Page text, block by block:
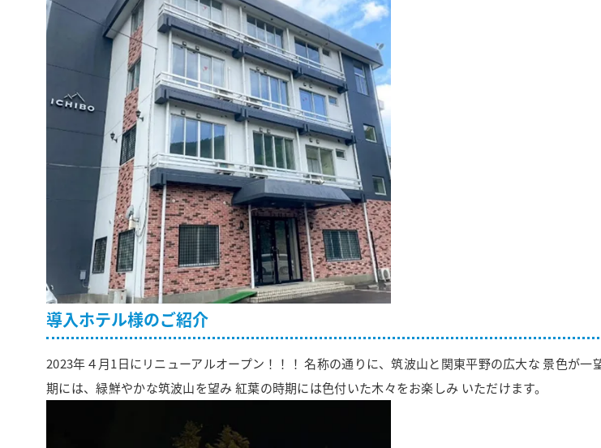
導入ホテル様のご紹介
2023年４月1日にリニューアルオープン！！！ 名称の通りに、筑波山と関東平野の広大な 景色が一
期には、緑鮮やかな筑波山を望み 紅葉の時期には色付いた木々をお楽しみ いただけます。